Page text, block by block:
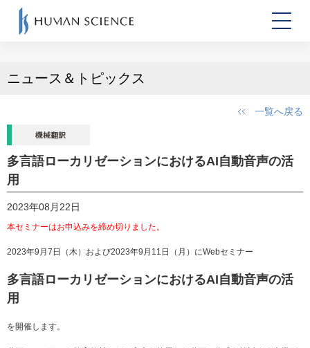
ニュース＆トピックス
一覧へ戻る
多言語ローカリゼーションにおけるAI自動音声の活
用
2023年08月22日
本セミナーはお申込みを締め切りました。
2023年9月7日（木）および2023年9月11日（月）にWebセミナー
多言語ローカリゼーションにおけるAI自動音声の活
用
を開催します。